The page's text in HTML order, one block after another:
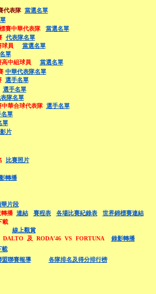
代表隊 當選名單
賽中華代表隊 當選名單
代表隊名單
球員 當選名單
單
高中組球員 當選名單
中華代表隊名單
選手名單
選手名單
隊名單
中華合球代表隊 選手名單
名單
單
影片
比賽照片
轉播
華片段
轉播 連結 賽程表 各場比賽紀錄表
世界錦標賽連結
載
線上觀賞
DALTO及 RODA'46 VS FORTUNA 錄影轉播
載
盟聯賽報導 各隊排名及得分排行榜